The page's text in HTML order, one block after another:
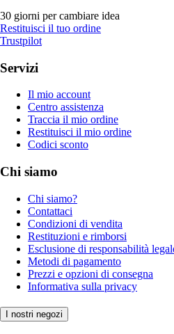
30 giorni per cambiare idea
Restituisci il tuo ordine
Trustpilot
Servizi
Il mio account
Centro assistenza
Traccia il mio ordine
Restituisci il mio ordine
Codici sconto
Chi siamo
Chi siamo?
Contattaci
Condizioni di vendita
Restituzioni e rimborsi
Esclusione di responsabilità
Metodi di pagamento
Prezzi e opzioni di consegna
Informativa sulla privacy
I nostri negozi